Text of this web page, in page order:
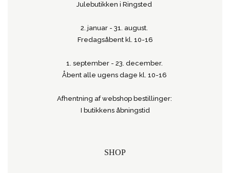
Julebutikken i Ringsted
2. januar - 31. august.
Fredagsåbent kl. 10-16
1. september - 23. december.
Åbent alle ugens dage kl. 10-16
Afhentning af webshop bestillinger:
I butikkens åbningstid
SHOP